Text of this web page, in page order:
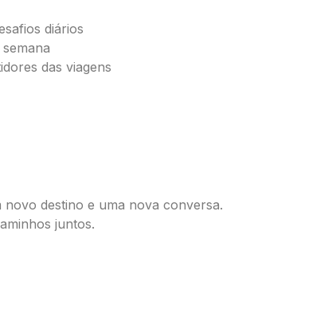
diários
das viagens
destino e uma nova conversa.
juntos.